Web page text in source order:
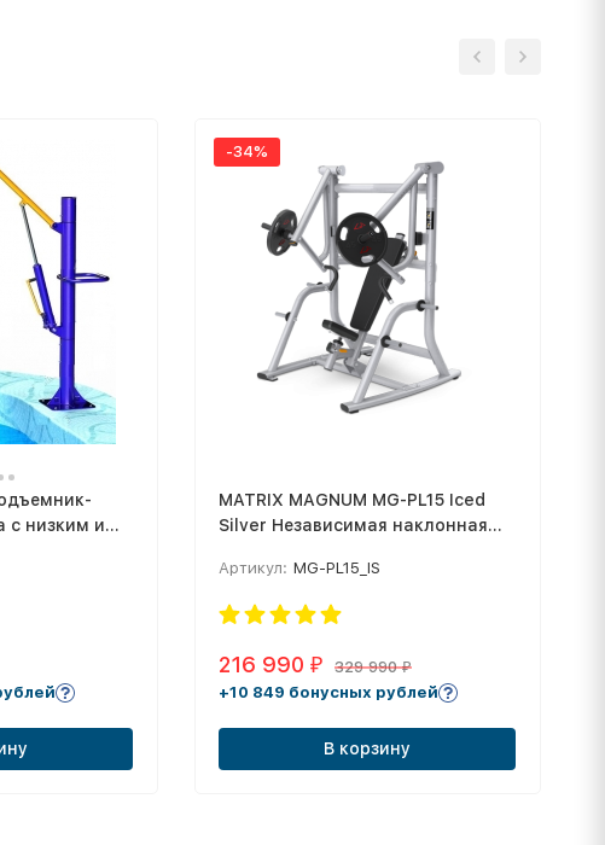
с низким и
-34%
MATRIX MAGNUM MG-PL15 Iced
Silver Независимая наклонная
Артикул: MG-PL15_IS
216 990 ₽ 329 990₽
+10 849 бонусных рублей
В корзину